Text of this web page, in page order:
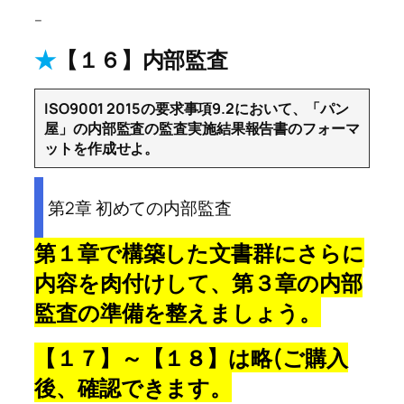
–
★【１６】内部監査
ISO9001 2015の要求事項9.2において、「パン
屋」の内部監査の監査実施結果報告書のフォーマ
ットを作成せよ。
第2章 初めての内部監査
第１章で構築した文書群にさらに
内容を肉付けして、第３章の内部
監査の準備を整えましょう。
【１７】～【１８】は略(ご購入
後、確認できます。